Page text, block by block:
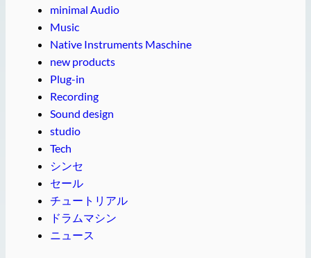
minimal Audio
Music
Native Instruments Maschine
new products
Plug-in
Recording
Sound design
studio
Tech
シンセ
セール
チュートリアル
ドラムマシン
ニュース